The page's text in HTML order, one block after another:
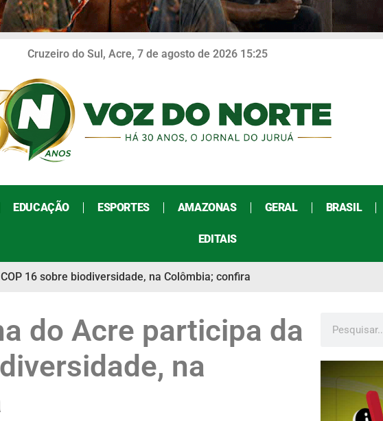
Cruzeiro do Sul, Acre, 7 de agosto de 2026 15:25
EDUCAÇÃO ESPORTES AMAZONAS GERAL BRASIL
EDITAIS
16 sobre biodiversidade, na Colômbia; confira
do Acre participa da
na